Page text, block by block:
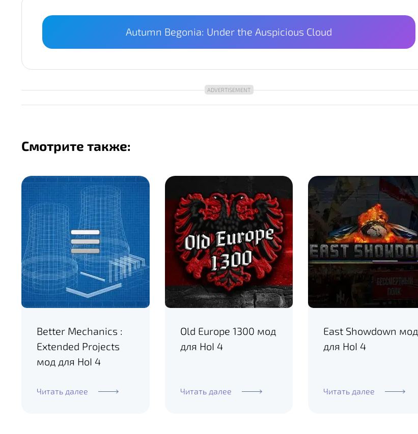
Autumn Begonia: Under the Auspicious Cloud
Смотрите также:
Better Mechanics :
Extended Projects
мод для HoI 4
Читать далее
Old Europe 1300 мод
для HoI 4
Читать далее
East Showdown мод
для HoI 4
Читать далее